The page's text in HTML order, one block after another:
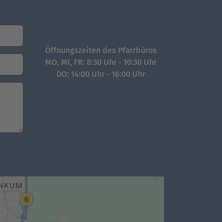
Öffnungszeiten des Pfarrbüros
MO, MI, FR: 8:30 Uhr - 10:30 Uhr
DO: 14:00 Uhr - 16:00 Uhr